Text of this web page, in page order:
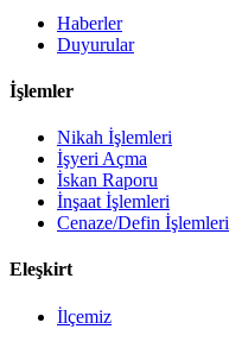
Haberler
Duyurular
İşlemler
Nikah İşlemleri
İşyeri Açma
İskan Raporu
İnşaat İşlemleri
Cenaze/Defin İşlemleri
Eleşkirt
İlçemiz